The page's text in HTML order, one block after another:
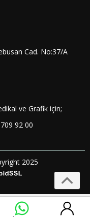
Cad. No:37/A
ve Grafik için;
92 00
2025